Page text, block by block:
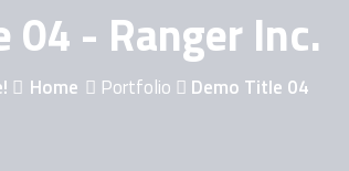
04 - Ranger Inc.
Home Portfolio Demo Title 04